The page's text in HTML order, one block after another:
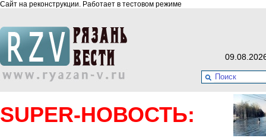
Сайт на реконструкции. Работает в тестовом режиме
SUPER-НОВОСТЬ: